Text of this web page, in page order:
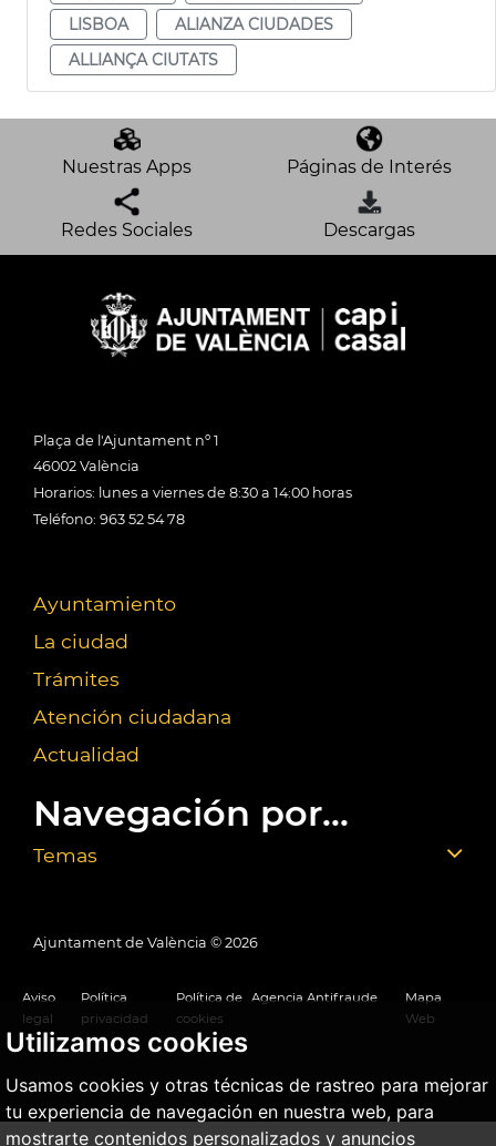
Utilizamos cookies
Usamos cookies y otras técnicas de rastreo para mejorar
tu experiencia de navegación en nuestra web, para
mostrarte contenidos personalizados y anuncios
LISBOA
ALIANZA CIUDADES
ALLIANÇA CIUTATS
Nuestras Apps Páginas de Interés
Redes Sociales Descargas
Plaça de l'Ajuntament nº 1
46002 València
Horarios: lunes a viernes de 8:30 a 14:00 horas
Teléfono: 963 52 54 78
Ayuntamiento
La ciudad
Trámites
Atención ciudadana
Actualidad
Navegación por...
Temas
Ajuntament de València © 2026
Aviso
legal
Política
privacidad
Política de
cookies
Agencia Antifraude
Mapa
Web